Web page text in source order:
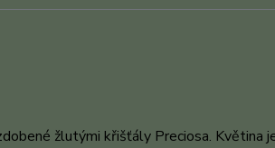
žlutými křišťály Preciosa. Květina